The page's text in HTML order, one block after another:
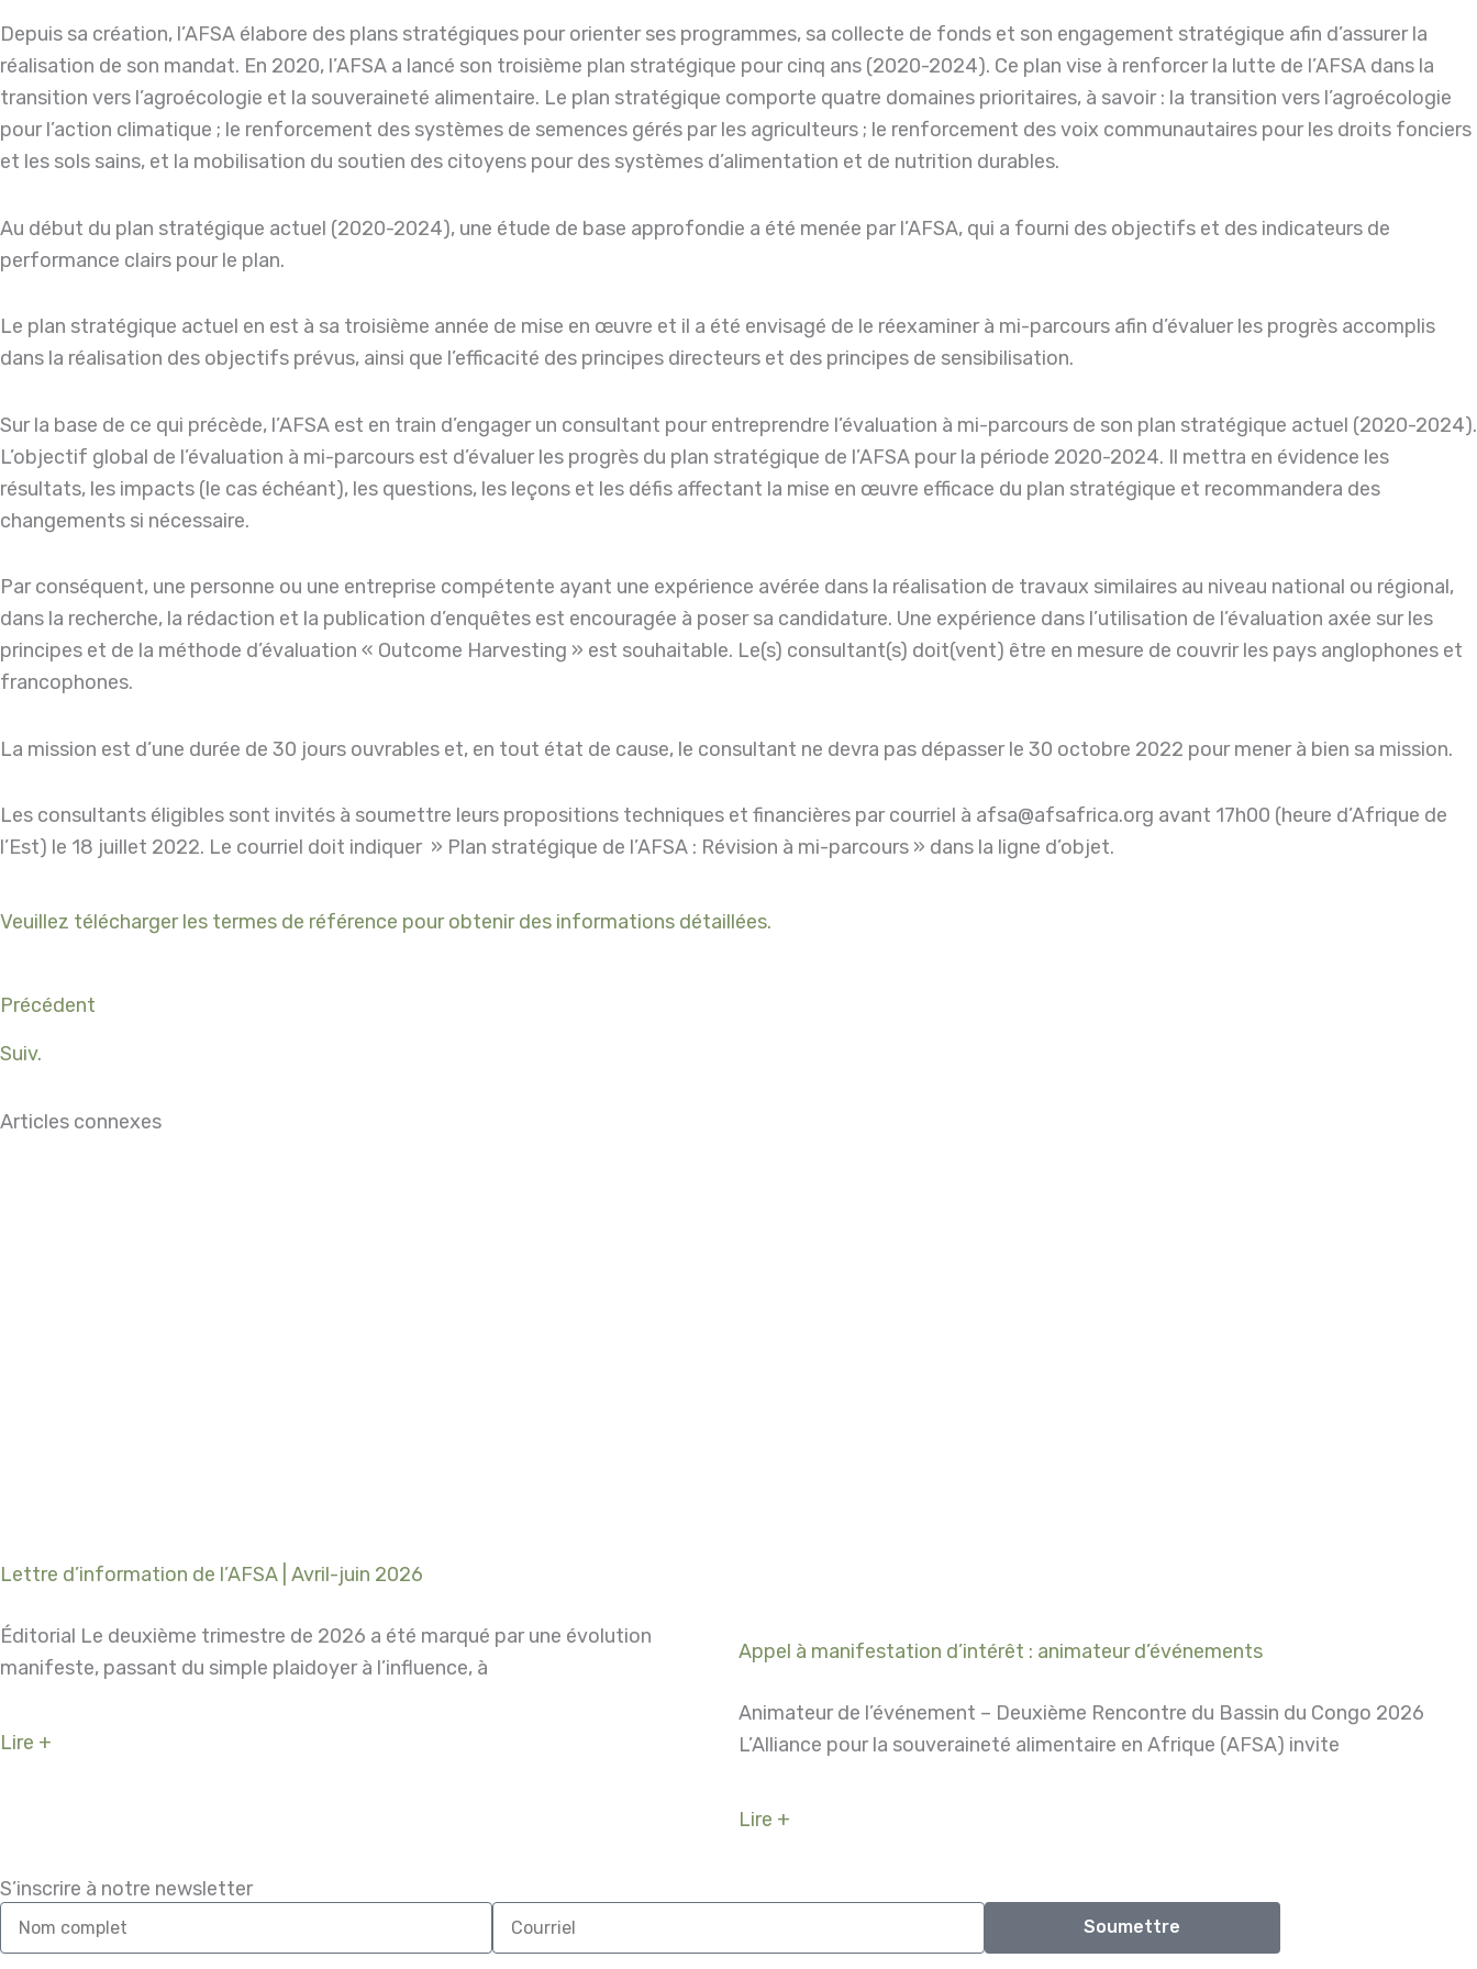
Depuis sa création, l’AFSA élabore des plans stratégiques pour orienter ses programmes, sa collecte de fonds et son engagement stratégique afin d’assurer la
réalisation de son mandat. En 2020, l’AFSA a lancé son troisième plan stratégique pour cinq ans (2020-2024). Ce plan vise à renforcer la lutte de l’AFSA dans la
transition vers l’agroécologie et la souveraineté alimentaire. Le plan stratégique comporte quatre domaines prioritaires, à savoir : la transition vers l’agroécologie
pour l’action climatique ; le renforcement des systèmes de semences gérés par les agriculteurs ; le renforcement des voix communautaires pour les droits fonciers
et les sols sains, et la mobilisation du soutien des citoyens pour des systèmes d’alimentation et de nutrition durables.
Au début du plan stratégique actuel (2020-2024), une étude de base approfondie a été menée par l’AFSA, qui a fourni des objectifs et des indicateurs de
performance clairs pour le plan.
Le plan stratégique actuel en est à sa troisième année de mise en œuvre et il a été envisagé de le réexaminer à mi-parcours afin d’évaluer les progrès accomplis
dans la réalisation des objectifs prévus, ainsi que l’efficacité des principes directeurs et des principes de sensibilisation.
Sur la base de ce qui précède, l’AFSA est en train d’engager un consultant pour entreprendre l’évaluation à mi-parcours de son plan stratégique actuel (2020-2024).
L’objectif global de l’évaluation à mi-parcours est d’évaluer les progrès du plan stratégique de l’AFSA pour la période 2020-2024. Il mettra en évidence les
résultats, les impacts (le cas échéant), les questions, les leçons et les défis affectant la mise en œuvre efficace du plan stratégique et recommandera des
changements si nécessaire.
Par conséquent, une personne ou une entreprise compétente ayant une expérience avérée dans la réalisation de travaux similaires au niveau national ou régional,
dans la recherche, la rédaction et la publication d’enquêtes est encouragée à poser sa candidature. Une expérience dans l’utilisation de l’évaluation axée sur les
principes et de la méthode d’évaluation « Outcome Harvesting » est souhaitable. Le(s) consultant(s) doit(vent) être en mesure de couvrir les pays anglophones et
francophones.
La mission est d’une durée de 30 jours ouvrables et, en tout état de cause, le consultant ne devra pas dépasser le 30 octobre 2022 pour mener à bien sa mission.
Les consultants éligibles sont invités à soumettre leurs propositions techniques et financières par courriel à afsa@afsafrica.org avant 17h00 (heure d’Afrique de
l’Est) le 18 juillet 2022. Le courriel doit indiquer » Plan stratégique de l’AFSA : Révision à mi-parcours » dans la ligne d’objet.
Veuillez télécharger les termes de référence pour obtenir des informations détaillées.
Précédent
Suiv.
Articles connexes
Lettre d’information de l’AFSA | Avril-juin 2026
Éditorial Le deuxième trimestre de 2026 a été marqué par une évolution
manifeste, passant du simple plaidoyer à l’influence, à
Lire +
Appel à manifestation d’intérêt : animateur d’événements
Animateur de l’événement – Deuxième Rencontre du Bassin du Congo 2026
L’Alliance pour la souveraineté alimentaire en Afrique (AFSA) invite
Lire +
S’inscrire à notre newsletter
Nom
complet
Courriel
Soumettre